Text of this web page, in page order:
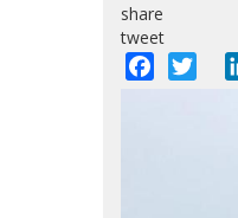
share
tweet
Facebook